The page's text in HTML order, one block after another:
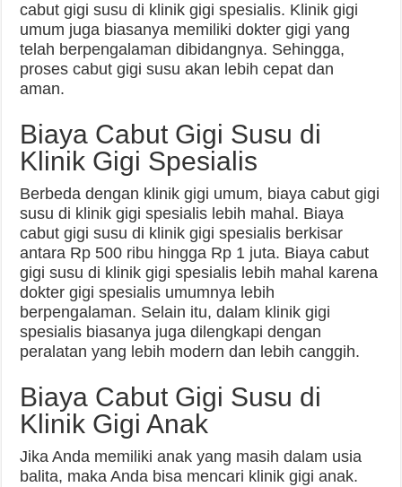
cabut gigi susu di klinik gigi spesialis. Klinik gigi
umum juga biasanya memiliki dokter gigi yang
telah berpengalaman dibidangnya. Sehingga,
proses cabut gigi susu akan lebih cepat dan
aman.
Biaya Cabut Gigi Susu di
Klinik Gigi Spesialis
Berbeda dengan klinik gigi umum, biaya cabut gigi
susu di klinik gigi spesialis lebih mahal. Biaya
cabut gigi susu di klinik gigi spesialis berkisar
antara Rp 500 ribu hingga Rp 1 juta. Biaya cabut
gigi susu di klinik gigi spesialis lebih mahal karena
dokter gigi spesialis umumnya lebih
berpengalaman. Selain itu, dalam klinik gigi
spesialis biasanya juga dilengkapi dengan
peralatan yang lebih modern dan lebih canggih.
Biaya Cabut Gigi Susu di
Klinik Gigi Anak
Jika Anda memiliki anak yang masih dalam usia
balita, maka Anda bisa mencari klinik gigi anak.